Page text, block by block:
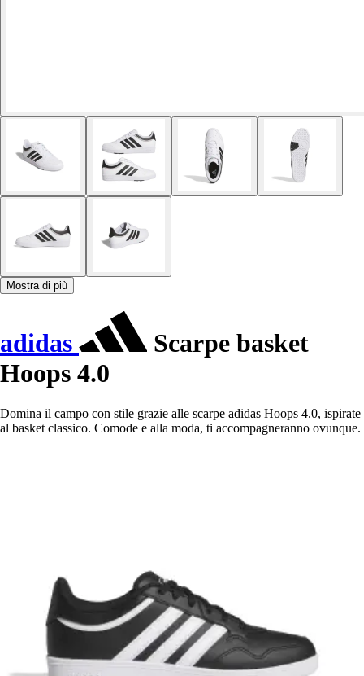
Mostra di più
adidas
Scarpe basket
Hoops 4.0
Domina il campo con stile grazie alle scarpe adidas Hoops 4.0, ispirate
al basket classico. Comode e alla moda, ti accompagneranno ovunque.